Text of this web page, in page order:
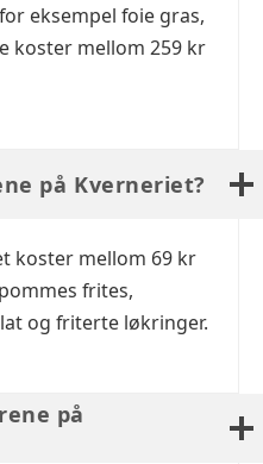
eksempel foie gras,
koster mellom 259 kr
på Kverneriet?
koster mellom 69 kr
frites,
og friterte løkringer.
på